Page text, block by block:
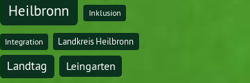
Heilbronn Inklusion
Integration Landkreis Heilbronn
Landtag Leingarten